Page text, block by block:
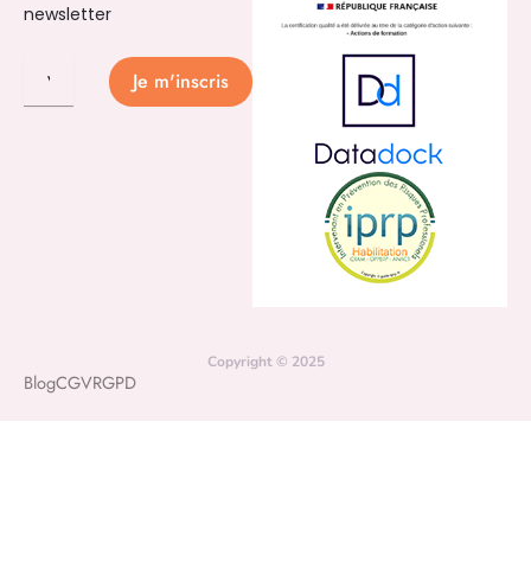
newsletter
Je m'inscris
Copyright © 2025
BlogCGVRGPD